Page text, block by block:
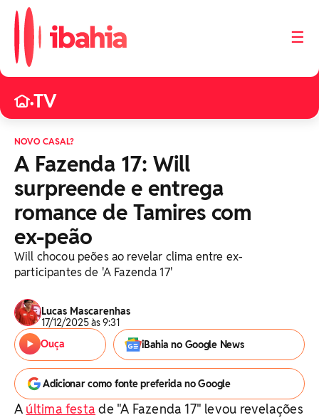
☰
•TV
NOVO CASAL?
A Fazenda 17: Will
surpreende e entrega
romance de Tamires com
ex-peão
Will chocou peões ao revelar clima entre ex-
participantes de 'A Fazenda 17'
Lucas Mascarenhas
17/12/2025 às 9:31
Ouça
iBahia no Google News
Adicionar como fonte preferida no Google
A última festa de "A Fazenda 17" levou revelações